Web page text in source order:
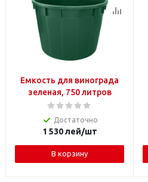
Емкость для винограда
зеленая, 750 литров
Достаточно
1 530лей/шт
В корзину